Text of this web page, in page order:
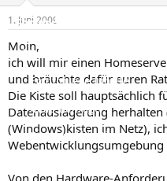
Forum
Aktuelles
Empfohlene Inhalte
Neue Beiträge
Neueste Aktivitäten
e
r
t
1. Juni 2009
Moin,
ich will mir einen
und bräuchte dafür euren
Die Kiste soll hauptsächlich
Datenauslagerung
(Windows)kisten im Netz),
Webentwicklungsumgebung
Von den Hardware-